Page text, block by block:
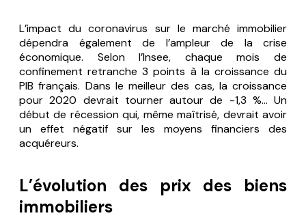
L’impact du coronavirus sur le marché immobilier
dépendra également de l’ampleur de la crise
économique. Selon l’Insee, chaque mois de
confinement retranche 3 points à la croissance du
PIB français. Dans le meilleur des cas, la croissance
pour 2020 devrait tourner autour de -1,3 %... Un
début de récession qui, même maîtrisé, devrait avoir
un effet négatif sur les moyens financiers des
acquéreurs.
L’évolution des prix des biens
immobiliers